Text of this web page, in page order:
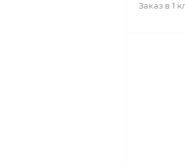
Заказ в 1